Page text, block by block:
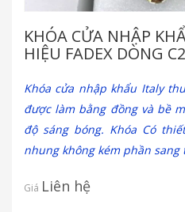
KHÓA CỬA NHẬP
HIỆU FADEX DÒNG
Khóa cửa nhập khẩu Italy
được làm bằng đồng và bề
độ sáng bóng. Khóa Có
nhung không kém phần sang
Giá Liên hệ